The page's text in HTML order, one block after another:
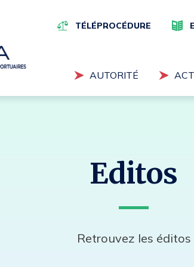
supérieure
TÉLÉPROCÉDURE
Navigation
principale
AUTORITÉ
Editos
Retrouvez les éditos